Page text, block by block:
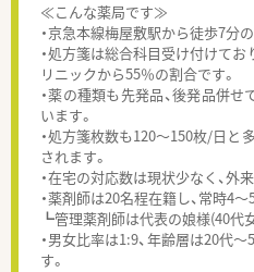
≪こんな薬局です≫
・京急本線梅屋敷駅から徒歩7分
・処方箋は総合科目受け付けてお
リニックから55％の割合です。
・薬の種類も先発品、後発品併
います。
・処方箋枚数も120～150枚/日と
されます。
・在宅の対応数は現状少なく、外
・薬剤師は20名程在籍し、常時4
┗管理薬剤師は代表の娘様(40代
・男女比率は1:9、年齢層は20代
す。